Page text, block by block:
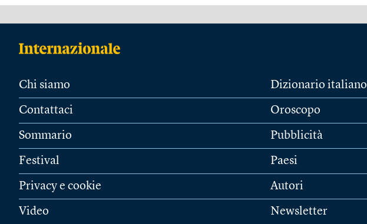
Chi siamo
Contattaci
Sommario
Festival
Privacy e cookie
Video
Dizionario italiano
Oroscopo
Pubblicità
Paesi
Autori
Newsletter